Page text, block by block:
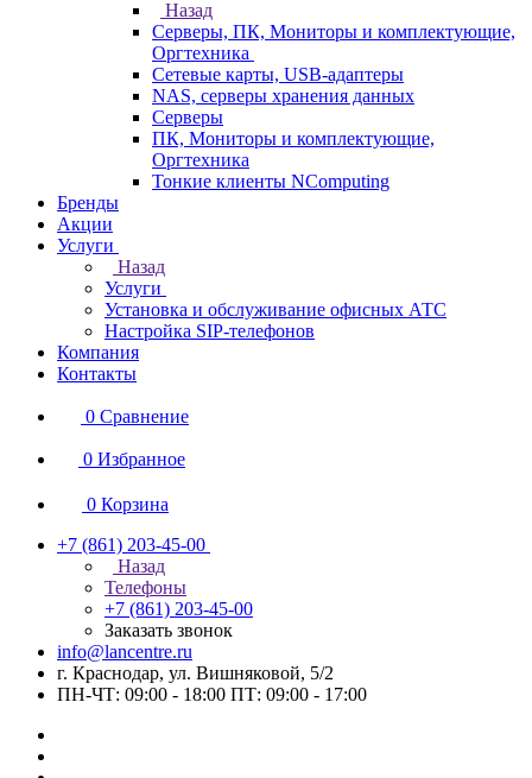
Назад
Серверы, ПК, Мониторы и комплектующие,
Оргтехника
Сетевые карты, USB-адаптеры
NAS, серверы хранения данных
Серверы
ПК, Мониторы и комплектующие,
Оргтехника
Тонкие клиенты NComputing
Бренды
Акции
Услуги
Назад
Услуги
Установка и обслуживание офисных АТС
Настройка SIP-телефонов
Компания
Контакты
0 Сравнение
0 Избранное
0 Корзина
+7 (861) 203-45-00
Назад
Телефоны
+7 (861) 203-45-00
Заказать звонок
info@lancentre.ru
г. Краснодар, ул. Вишняковой, 5/2
ПН-ЧТ: 09:00 - 18:00 ПТ: 09:00 - 17:00